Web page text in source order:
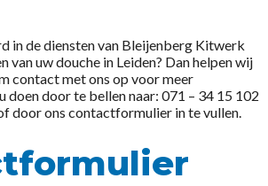
in de diensten van Bleijenberg Kitwerk
uw douche in Leiden? Dan helpen wij
contact met ons op voor meer
doen door te bellen naar: 071 – 34 15 102
door ons contactformulier in te vullen.